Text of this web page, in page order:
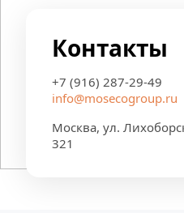
Контакты
+7 (916) 287-29-49
info@mosecogroup.ru
Москва, ул.
321